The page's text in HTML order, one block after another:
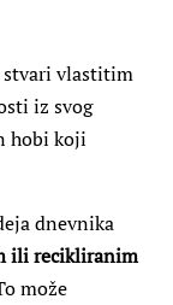
​​stvari vlastitim
iz svog
hobi koji
dnevnika
ili recikliranim
može